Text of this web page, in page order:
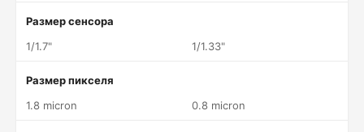
Размер сенсора
1/1.7"
1/1.33"
Размер пикселя
1.8 micron
0.8 micron